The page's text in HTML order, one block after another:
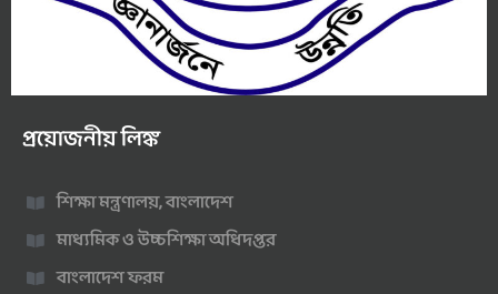
প্রয়োজনীয় লিঙ্ক
শিক্ষা মন্ত্রণালয়, বাংলাদেশ
মাধ্যমিক ও উচ্চশিক্ষা অধিদপ্তর
বাংলাদেশ ফরম